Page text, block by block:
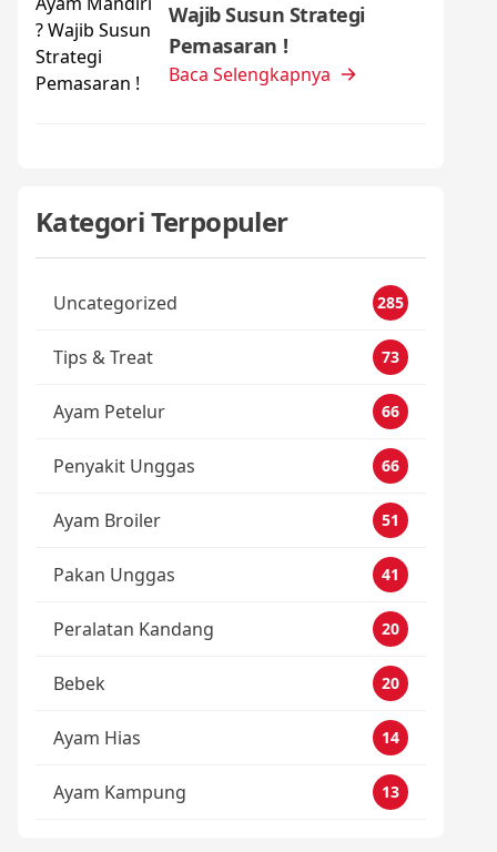
Wajib Susun Strategi
Pemasaran !
Baca Selengkapnya
Kategori Terpopuler
Uncategorized 285
Tips & Treat 73
Ayam Petelur 66
Penyakit Unggas 66
Ayam Broiler 51
Pakan Unggas 41
Peralatan Kandang 20
Bebek 20
Ayam Hias 14
Ayam Kampung 13